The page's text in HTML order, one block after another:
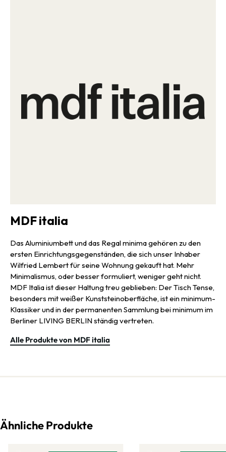
MDF italia
Das Aluminiumbett und das Regal minima gehören zu den
ersten Einrichtungsgegenständen, die sich unser Inhaber
Wilfried Lembert für seine Wohnung gekauft hat. Mehr
Minimalismus, oder besser formuliert, weniger geht nicht.
MDF Italia ist dieser Haltung treu geblieben: Der Tisch Tense,
besonders mit weißer Kunststeinoberfläche, ist ein minimum-
Klassiker und in der permanenten Sammlung bei minimum im
Berliner LIVING BERLIN ständig vertreten.
Alle Produkte von MDF italia
Ähnliche Produkte